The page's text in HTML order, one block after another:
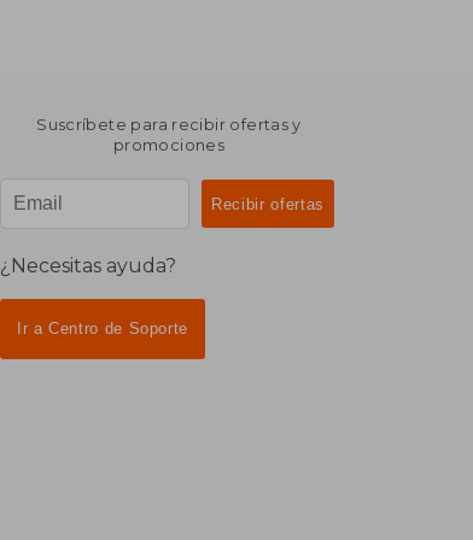
Suscríbete para recibir ofertas y
promociones
¿Necesitas ayuda?
Ir a Centro de Soporte